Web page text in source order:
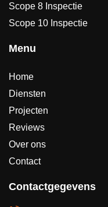
Scope 8 Inspectie
Scope 10 Inspectie
Menu
Home
Diensten
Projecten
Reviews
Over ons
Contact
Contactgegevens